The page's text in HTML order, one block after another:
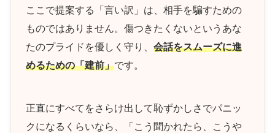
ここで提案する「言い訳」は、相手を騙すための
ものではありません。傷つきたくないというあな
たのプライドを優しく守り、 会話をスムーズに進
めるための「建前」です。
正直にすべてをさらけ出して恥ずかしさでパニッ
クになるくらいなら、「こう聞かれたら、こうや